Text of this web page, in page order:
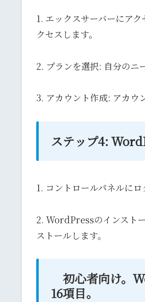
1. エックスサーバーにア
クセスします。
2. プランを選択: 自分のニ
3. アカウント作成: アカウ
ステップ4:
1. コントロールパネルに
2. WordPressのインスト
ストールします。
初心者向け。
16項目。